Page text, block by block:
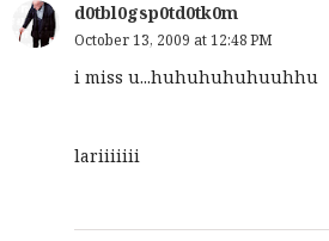
d0tbl0gsp0td0tk0m
October 13, 2009 at 12:48 PM
i miss u...huhuhuhuhuuhhu
lariiiiiii